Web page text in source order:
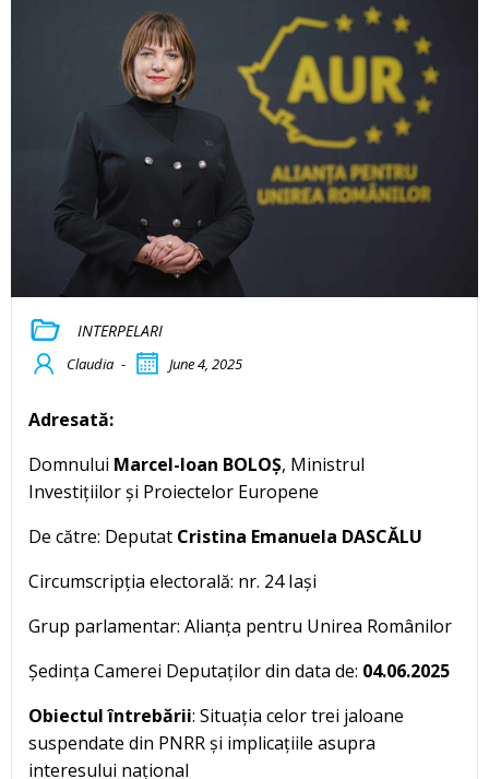
INTERPELARI
Claudia - June 4, 2025
Adresată:
Domnului Marcel-Ioan BOLOȘ, Ministrul
Investițiilor și Proiectelor Europene
De către: Deputat Cristina Emanuela DASCĂLU
Circumscripția electorală: nr. 24 Iași
Grup parlamentar: Alianța pentru Unirea Românilor
Ședința Camerei Deputaților din data de: 04.06.2025
Obiectul întrebării: Situația celor trei jaloane
suspendate din PNRR și implicațiile asupra
interesului național